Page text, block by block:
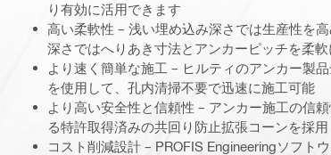
り有効に活用できます
高い柔軟性 – 浅い埋め込み深さでは生産性を
深さではへりあき寸法とアンカーピッチを柔
より速く簡単な施工 – ヒルティのアンカー製
を使用して、孔内清掃不要で迅速に施工可能
より高い安全性と信頼性 – アンカー施工の信
る特許取得済みの共回り防止拡張コーンを採用
コスト削減設計 – PROFIS Engineeringソフト